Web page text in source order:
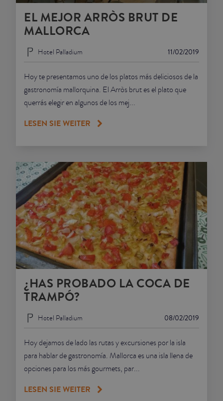
EL MEJOR ARRÒS BRUT DE
MALLORCA
11/02/2019
Hotel Palladium
Hoy te presentamos uno de los platos más deliciosos de la
gastronomía mallorquina. El Arròs brut es el plato que
querrás elegir en algunos de los mej...
LESEN SIE WEITER
¿HAS PROBADO LA COCA DE
TRAMPÓ?
08/02/2019
Hotel Palladium
Hoy dejamos de lado las rutas y excursiones por la isla
para hablar de gastronomía. Mallorca es una isla llena de
opciones para los más gourmets, par...
LESEN SIE WEITER
JUNIOR SUITES